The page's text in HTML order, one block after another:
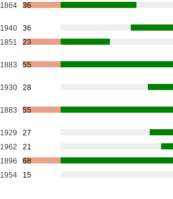
1864 36
1940
36
1851 23
1883 55
1930 28
1883 55
1929
27
1962
21
1896
68
1954 15